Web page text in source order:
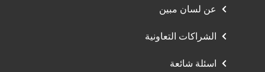
عن لسان مبين
الشراكات التعاونية
اسئلة شائعة